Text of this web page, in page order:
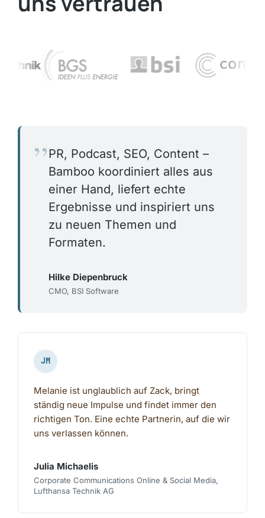
PR, Podcast, SEO, Content –
Bamboo koordiniert alles aus
einer Hand, liefert echte
Ergebnisse und inspiriert uns
zu neuen Themen und
Formaten.
Hilke Diepenbruck
CMO, BSI Software
JM
Melanie ist unglaublich auf Zack, bringt
ständig neue Impulse und findet immer den
richtigen Ton. Eine echte Partnerin, auf die wir
uns verlassen können.
Julia Michaelis
Corporate Communications Online & Social Media,
Lufthansa Technik AG